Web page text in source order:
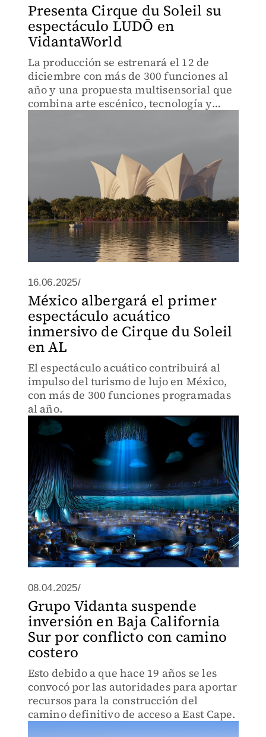
Presenta Cirque du Soleil su
espectáculo LUDŌ en
VidantaWorld
La producción se estrenará el 12 de
diciembre con más de 300 funciones al
año y una propuesta multisensorial que
combina arte escénico, tecnología y
16.06.2025/
México albergará el primer
espectáculo acuático
inmersivo de Cirque du Soleil
en AL
El espectáculo acuático contribuirá al
impulso del turismo de lujo en México,
con más de 300 funciones programadas
al año.
08.04.2025/
Grupo Vidanta suspende
inversión en Baja California
Sur por conflicto con camino
costero
Esto debido a que hace 19 años se les
convocó por las autoridades para aportar
recursos para la construcción del
camino definitivo de acceso a East Cape.